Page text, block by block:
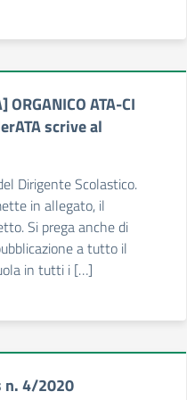
ATA-CI
scrive al
Dirigente Scolastico.
in allegato, il
Si prega anche di
a tutto il
in tutti i […]
n. 4/2020